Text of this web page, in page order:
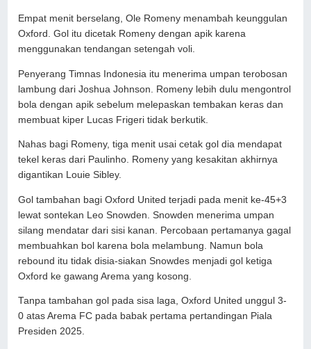
Empat menit berselang, Ole Romeny menambah keunggulan
Oxford. Gol itu dicetak Romeny dengan apik karena
menggunakan tendangan setengah voli.
Penyerang Timnas Indonesia itu menerima umpan terobosan
lambung dari Joshua Johnson. Romeny lebih dulu mengontrol
bola dengan apik sebelum melepaskan tembakan keras dan
membuat kiper Lucas Frigeri tidak berkutik.
Nahas bagi Romeny, tiga menit usai cetak gol dia mendapat
tekel keras dari Paulinho. Romeny yang kesakitan akhirnya
digantikan Louie Sibley.
Gol tambahan bagi Oxford United terjadi pada menit ke-45+3
lewat sontekan Leo Snowden. Snowden menerima umpan
silang mendatar dari sisi kanan. Percobaan pertamanya gagal
membuahkan bol karena bola melambung. Namun bola
rebound itu tidak disia-siakan Snowdes menjadi gol ketiga
Oxford ke gawang Arema yang kosong.
Tanpa tambahan gol pada sisa laga, Oxford United unggul 3-
0 atas Arema FC pada babak pertama pertandingan Piala
Presiden 2025.